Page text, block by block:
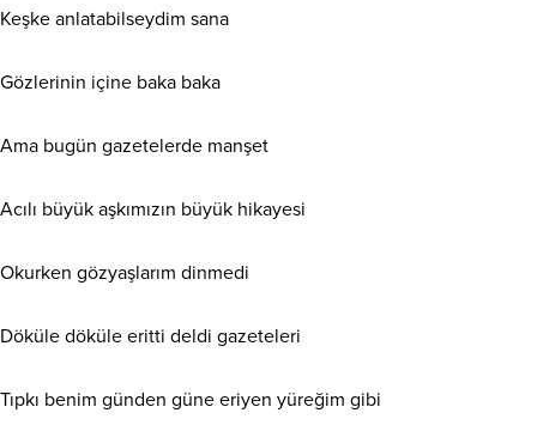
Keşke anlatabilseydim sana
Gözlerinin içine baka baka
Ama bugün gazetelerde manşet
Acılı büyük aşkımızın büyük hikayesi
Okurken gözyaşlarım dinmedi
Döküle döküle eritti deldi gazeteleri
Tıpkı benim günden güne eriyen yüreğim gibi